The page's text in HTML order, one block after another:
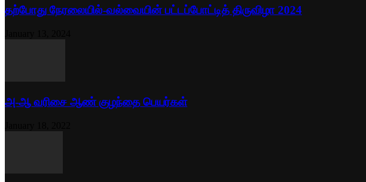
தற்போது நேரலையில்-வல்வையின் பட்டப்போட்டித் திருவிழா 2024
அ-ஆ வரிசை ஆண் குழந்தை பெயர்கள்